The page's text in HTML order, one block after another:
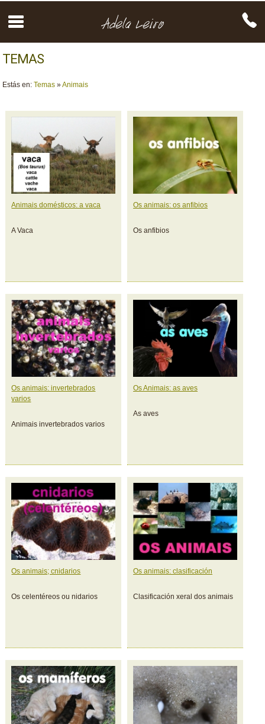
TEMAS
Estás en: Temas »Animais
Animais domésticos: a vaca
A Vaca
Os animais: os anfibios
Os anfibios
Os animais: invertebrados
varios
Animais invertebrados varios
Os Animais: as aves
As aves
Os animais; cnidarios
Os celentéreos ou nidarios
Os animais: clasificación
Clasificación xeral dos animais